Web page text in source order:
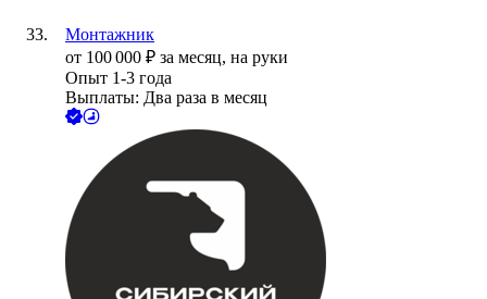
Монтажник
от 100 000 ₽ за месяц, на руки
Опыт 1-3 года
Выплаты: Два раза в месяц